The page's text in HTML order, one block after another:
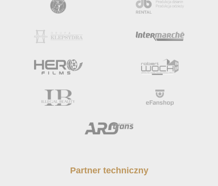
Partner techniczny